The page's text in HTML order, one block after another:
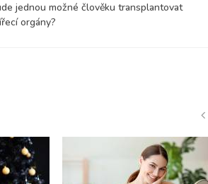
jednou možné člověku transplantovat
orgány?